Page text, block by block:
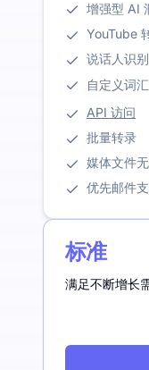
增强型 AI
YouTube
说话人识别
自定义词汇
API 访问
批量转录
媒体文件
优先邮件
标准
满足不断增长